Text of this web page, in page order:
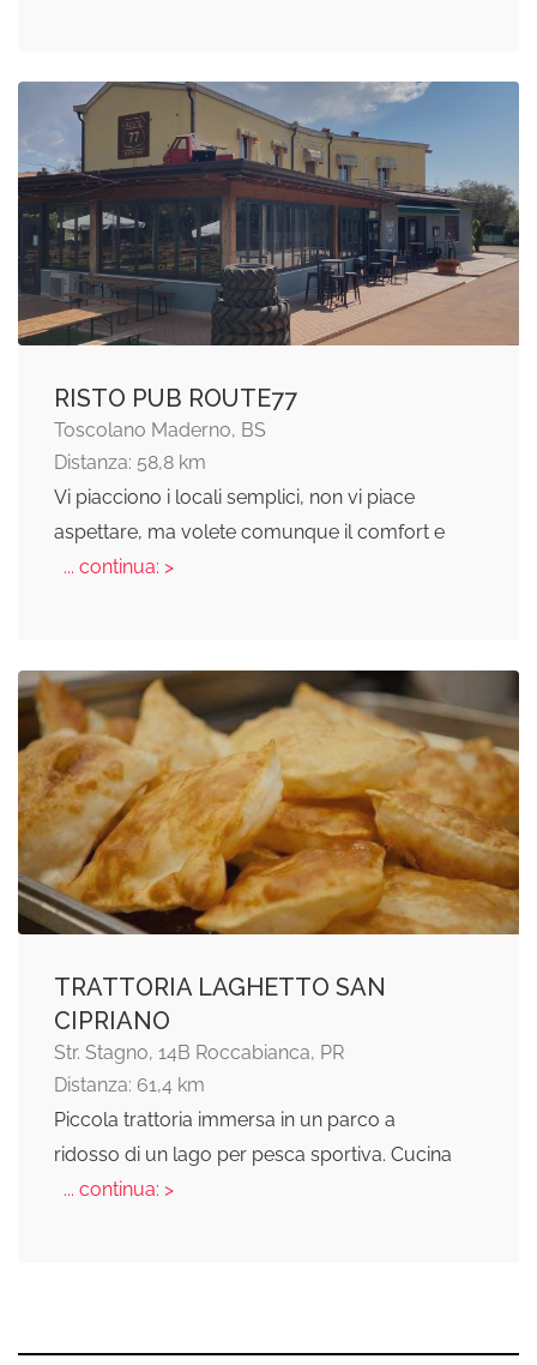
RISTO PUB ROUTE77
Toscolano Maderno, BS
Distanza: 58,8 km
Vi piacciono i locali semplici, non vi piace
aspettare, ma volete comunque il comfort e
... continua: >
TRATTORIA LAGHETTO SAN
CIPRIANO
Str. Stagno, 14B Roccabianca, PR
Distanza: 61,4 km
Piccola trattoria immersa in un parco a
ridosso di un lago per pesca sportiva. Cucina
... continua: >